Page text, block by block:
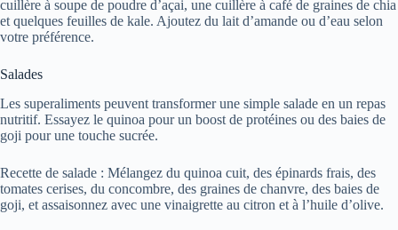
cuillère à soupe de poudre d’açai, une cuillère à café de graines de chia
et quelques feuilles de kale. Ajoutez du lait d’amande ou d’eau selon
votre préférence.
Salades
Les superaliments peuvent transformer une simple salade en un repas
nutritif. Essayez le quinoa pour un boost de protéines ou des baies de
goji pour une touche sucrée.
Recette de salade : Mélangez du quinoa cuit, des épinards frais, des
tomates cerises, du concombre, des graines de chanvre, des baies de
goji, et assaisonnez avec une vinaigrette au citron et à l’huile d’olive.